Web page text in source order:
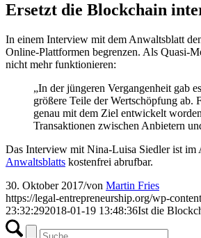
Ersetzt die Blockchain
In einem Interview mit dem Anwaltsblatt
Online-Plattformen begrenzen. Als Quasi-
nicht mehr funktionieren:
„In der jüngeren Vergangenheit gab
größere Teile der Wertschöpfung
genau mit dem Ziel entwickelt
Transaktionen zwischen Anbietern
Das Interview mit Nina-Luisa Siedler ist im
Anwaltsblatts kostenfrei abrufbar.
30. Oktober 2017/von Martin Fries
https://legal-entrepreneurship.org/wp-
23:32:292018-01-19 13:48:36Ist die